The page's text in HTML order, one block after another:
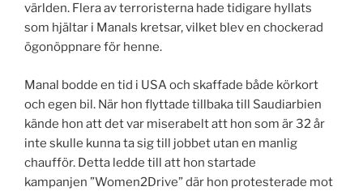
världen. Flera av terroristerna hade tidigare hyllats
som hjältar i Manals kretsar, vilket blev en chockerad
ögonöppnare för henne.
Manal bodde en tid i USA och skaffade både körkort
och egen bil. När hon flyttade tillbaka till Saudiarbien
kände hon att det var miserabelt att hon som är 32 år
inte skulle kunna ta sig till jobbet utan en manlig
chaufför. Detta ledde till att hon startade
kampanjen ”Women2Drive” där hon protesterade mot